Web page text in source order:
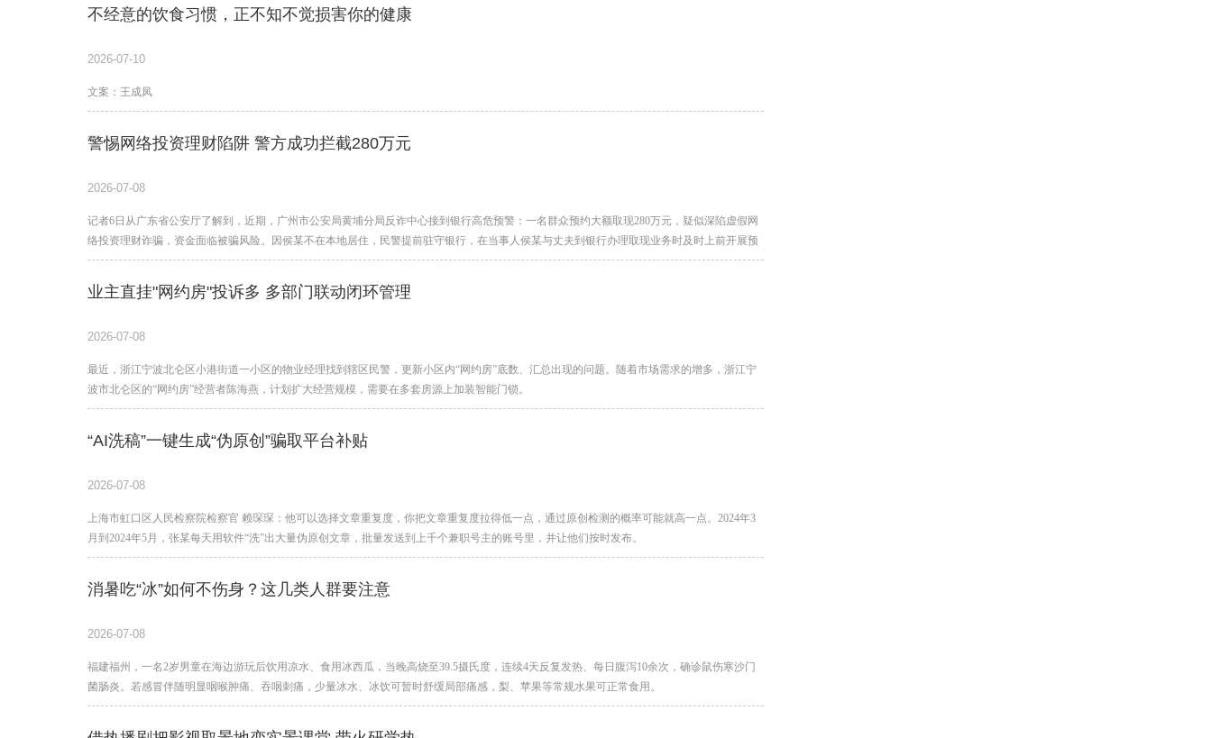
不经意的饮食习惯，正不知不觉损害你的健康
2026-07-10
文案：王成凤
警惕网络投资理财陷阱 警方成功拦截280万元
2026-07-08
记者6日从广东省公安厅了解到，近期，广州市公安局黄埔分局反诈中心接到银行高危预警：一名群众预约大额取现280万元，疑似深陷虚假网
络投资理财诈骗，资金面临被骗风险。因侯某不在本地居住，民警提前驻守银行，在当事人侯某与丈夫到银行办理取现业务时及时上前开展预
警劝阻。
业主直挂"网约房"投诉多 多部门联动闭环管理
2026-07-08
最近，浙江宁波北仑区小港街道一小区的物业经理找到辖区民警，更新小区内“网约房”底数、汇总出现的问题。随着市场需求的增多，浙江宁
波市北仑区的“网约房”经营者陈海燕，计划扩大经营规模，需要在多套房源上加装智能门锁。
“AI洗稿”一键生成“伪原创”骗取平台补贴
2026-07-08
上海市虹口区人民检察院检察官 赖琛琛：他可以选择文章重复度，你把文章重复度拉得低一点，通过原创检测的概率可能就高一点。2024年3
月到2024年5月，张某每天用软件“洗”出大量伪原创文章，批量发送到上千个兼职号主的账号里，并让他们按时发布。
消暑吃“冰”如何不伤身？这几类人群要注意
2026-07-08
福建福州，一名2岁男童在海边游玩后饮用凉水、食用冰西瓜，当晚高烧至39.5摄氏度，连续4天反复发热、每日腹泻10余次，确诊鼠伤寒沙门
菌肠炎。若感冒伴随明显咽喉肿痛、吞咽刺痛，少量冰水、冰饮可暂时舒缓局部痛感，梨、苹果等常规水果可正常食用。